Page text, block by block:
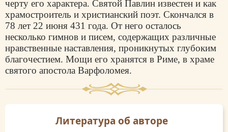
черту его характера. Святой Павлин известен и как
храмостроитель и христианский поэт. Скончался в
78 лет 22 июня 431 года. От него осталось
несколько гимнов и писем, содержащих различные
нравственные наставления, проникнутых глубоким
благочестием. Мощи его хранятся в Риме, в храме
святого апостола Варфоломея.
Литература об авторе